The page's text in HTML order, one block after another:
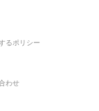
るポリシー
わせ